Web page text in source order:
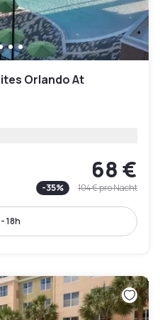
Orlando At
68 €
-35% 104 €pro Nacht
18h